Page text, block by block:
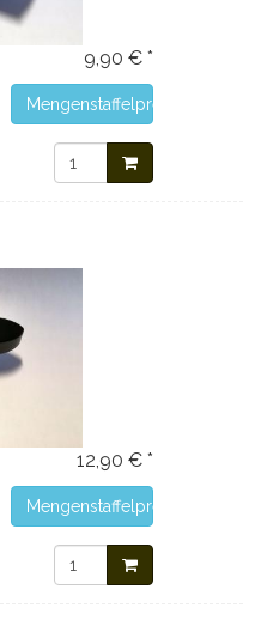
9,90 € *
Mengenstaffelpreise
12,90 € *
Mengenstaffelpreise